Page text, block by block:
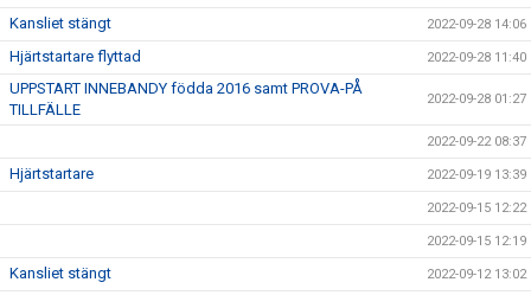
Kansliet stängt 2022-09-28 14:06
Hjärtstartare flyttad 2022-09-28 11:40
UPPSTART INNEBANDY födda 2016 samt PROVA-PÅ
TILLFÄLLE
2022-09-28 01:27
2022-09-22 08:37
Hjärtstartare 2022-09-19 13:39
2022-09-15 12:22
2022-09-15 12:19
Kansliet stängt 2022-09-12 13:02